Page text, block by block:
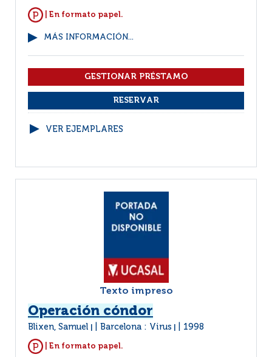
| En formato papel.
MÁS INFORMACIÓN...
VER EJEMPLARES
Texto impreso
Operación cóndor
Blixen, Samuel Barcelona : Virus 1998
| En formato papel.